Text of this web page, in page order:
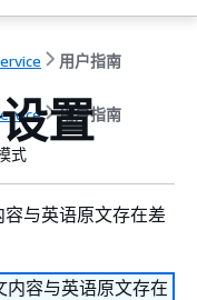
用户指南
用户指南
置
式
与英语原文存在差
容与英语原文存在